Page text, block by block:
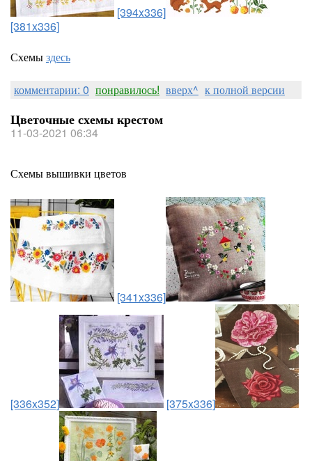
[394x336]
[381x336]
Схемыздесь
комментарии: 0 понравилось! вверх^ к полной версии
Цветочные схемы крестом
11-03-2021 06:34
Схемы вышивки цветов
[341x336]
[336x352] [375x336]